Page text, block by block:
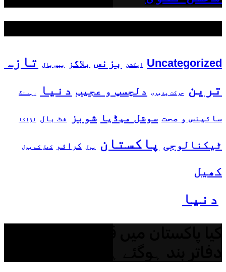
Uncategorized ایکشن بزنس بلاگز بیس بال
تازہ
ترین
حرکت پذیری دلچسپ و عجیب دنیا ریسنگ
سائینس و صحت سوشل میڈیا شوبز فٹ بال لڑاکا
ٹیکنالوجی پاکستان پول کرائم کھل کے بول
کھیل
دنیا